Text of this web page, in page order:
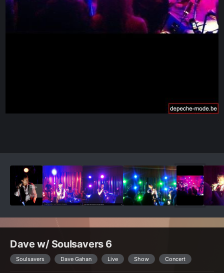
Dave w/ Soulsavers 6
Soulsavers Dave Gahan Live Show Concert